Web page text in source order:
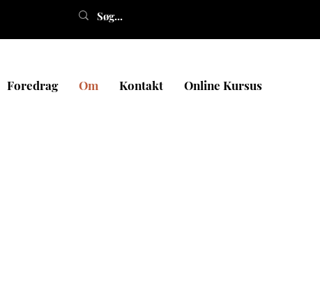
Foredrag Om Kontakt Online Kursus